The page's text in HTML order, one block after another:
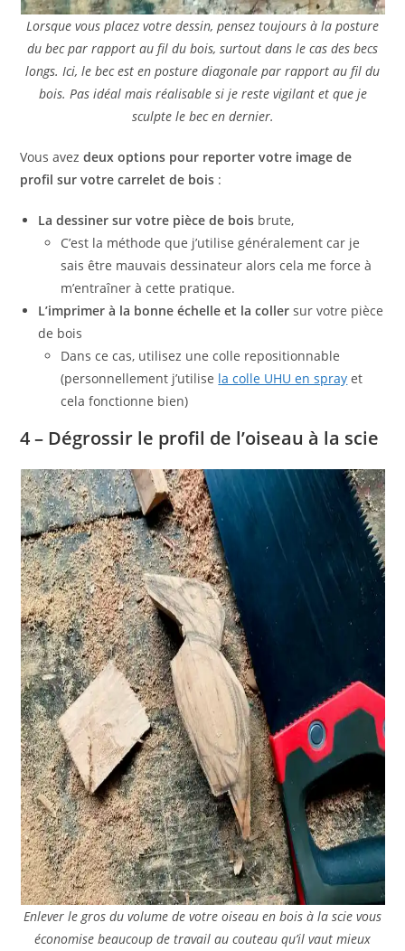
Lorsque vous placez votre dessin, pensez toujours à la posture
du bec par rapport au fil du bois, surtout dans le cas des becs
longs. Ici, le bec est en posture diagonale par rapport au fil du
bois. Pas idéal mais réalisable si je reste vigilant et que je
sculpte le bec en dernier.
Vous avezdeux options pour reporter votre image de
profil sur votre carrelet de bois :
La dessiner sur votre pièce de bois brute,
C’est la méthode que j’utilise généralement car je
sais être mauvais dessinateur alors cela me force à
m’entraîner à cette pratique.
L’imprimer à la bonne échelle et la collersur votre pièce
de bois
Dans ce cas, utilisez une colle repositionnable
(personnellement j’utilise la colle UHU en spray et
cela fonctionne bien)
4 – Dégrossir le profil de l’oiseau à la scie
Enlever le gros du volume de votre oiseau en bois à la scie vous
économise beaucoup de travail au couteau qu’il vaut mieux